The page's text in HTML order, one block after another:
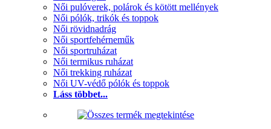
Női pulóverek, polárok és kötött mellények
Női pólók, trikók és toppok
Női rövidnadrág
Női sportfehérneműk
Női sportruházat
Női termikus ruházat
Női trekking ruházat
Női UV-védő pólók és toppok
Láss többet...